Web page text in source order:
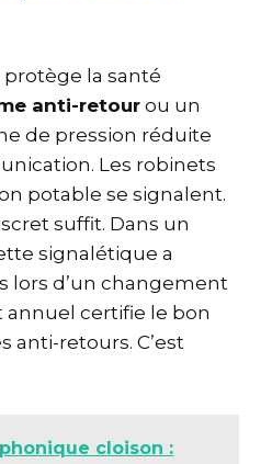
protège la santé
anti-retour ou un
de pression réduite
Les robinets
potable se signalent.
suffit. Dans un
signalétique a
lors d’un changement
annuel certifie le bon
retours. C’est
cloison :